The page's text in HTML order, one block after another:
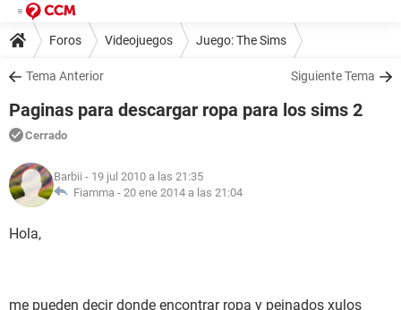
Foros Videojuegos Juego: The Sims
Tema Anterior Siguiente Tema
Paginas para descargar ropa para los sims 2
Cerrado
Barbii - 19 jul 2010 a las 21:35
Fiamma - 20 ene 2014 a las 21:04
Hola,
me pueden decir donde encontrar ropa y peinados xulos